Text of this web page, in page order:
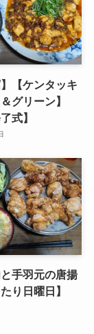
】【ケンタッキ
グリーン】
式】
と手羽元の唐揚
り日曜日】